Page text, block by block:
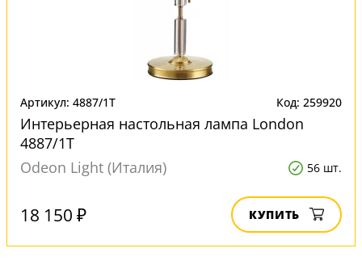
Артикул: 4887/1T Код: 259920
Интерьерная настольная лампа London
4887/1T
Odeon Light (Италия)
56 шт.
18 150 ₽ КУПИТЬ